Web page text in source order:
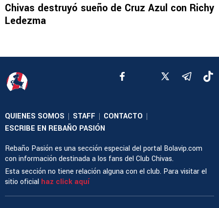
Chivas destruyó sueño de Cruz Azul con Richy
Ledezma
QUIENES SOMOS | STAFF | CONTACTO |
ESCRIBE EN REBAÑO PASIÓN
Rebaño Pasión es una sección especial del portal Bolavip.com
con información destinada a los fans del Club Chivas.
Esta sección no tiene relación alguna con el club. Para visitar el
sitio oficial haz click aquí